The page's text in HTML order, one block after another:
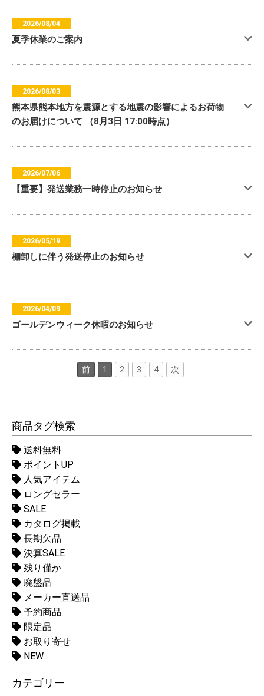
2026/08/04
夏季休業のご案内
2026/08/03
熊本県熊本地方を震源とする地震の影響によるお荷物
のお届けについて （8月3日 17:00時点）
2026/07/06
【重要】発送業務一時停止のお知らせ
2026/05/19
棚卸しに伴う発送停止のお知らせ
2026/04/09
ゴールデンウィーク休暇のお知らせ
前 1 2 3 4 次
商品タグ検索
送料無料
ポイントUP
人気アイテム
ロングセラー
SALE
カタログ掲載
長期欠品
決算SALE
残り僅か
廃盤品
メーカー直送品
予約商品
限定品
お取り寄せ
NEW
カテゴリー